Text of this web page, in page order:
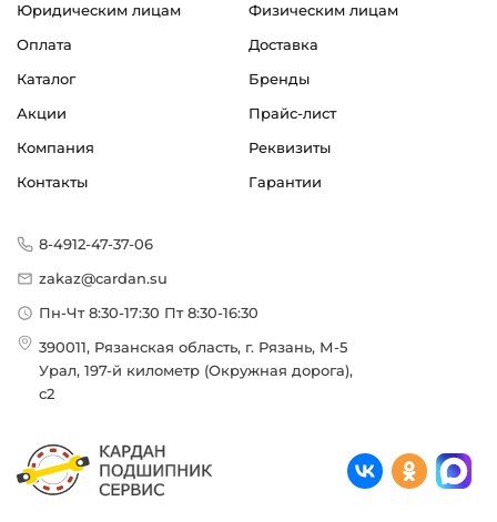
Юридическим лицам
Физическим лицам
Оплата
Доставка
Каталог
Бренды
Акции
Прайс-лист
Компания
Реквизиты
Контакты
Гарантии
8-4912-47-37-06
zakaz@cardan.su
Пн-Чт 8:30-17:30 Пт 8:30-16:30
390011, Рязанская область, г. Рязань, М-5
Урал, 197-й километр (Окружная дорога),
с2